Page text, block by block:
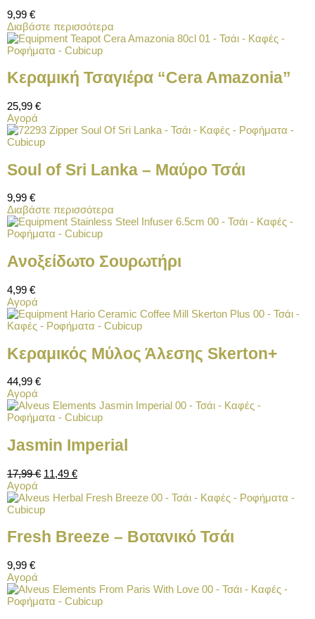
9,99 €
Διαβάστε περισσότερα
Κεραμική Τσαγιέρα “Cera Amazonia”
25,99 €
Αγορά
Soul of Sri Lanka – Μαύρο Τσάι
9,99 €
Διαβάστε περισσότερα
Ανοξείδωτο Σουρωτήρι
4,99 €
Αγορά
Κεραμικός Μύλος Άλεσης Skerton+
44,99 €
Αγορά
Jasmin Imperial
17,99€ 11,49 €
Αγορά
Fresh Breeze – Βοτανικό Τσάι
9,99 €
Αγορά